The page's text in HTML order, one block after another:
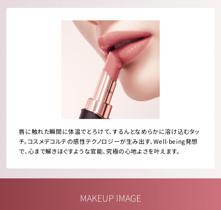
唇に触れた瞬間に体温でとろけて、するんとなめらかに溶け込むタッ
チ。コスメデコルテの感性テクノロジーが生み出す、Well-being発想
で、心まで解きほぐすような官能、究極の心地よさを叶えます。
MAKEUP IMAGE